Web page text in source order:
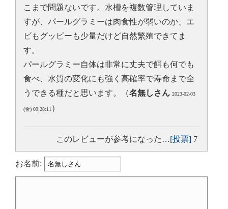
こまで問題ないです。水槽を複数管理していま
すが、パールグラミーは肉食性が弱いのか、エ
ビもグッピーも少量だけど自然繁殖できてま
す。
パールグラミー自体は非常に丈夫で餌も何でも
食べ、水質の変化にも強く高確率で寿命まで全
うできる種だと思います。（名無しさん 2023-02-03
(金) 09:28:11 ）
このレビューが参考になった…[投票] 7
お名前: